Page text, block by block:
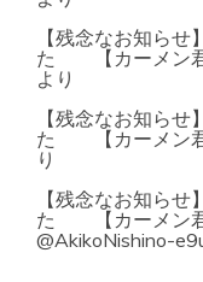
【残念なお知ら
た 【カーメン君
より
【残念なお知ら
た 【カーメン君
り
【残念なお知ら
た 【カーメン君
@AkikoNishino-